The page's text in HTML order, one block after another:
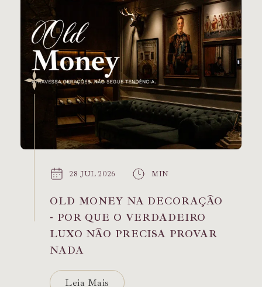
28 JUL 2026 MIN
OLD MONEY NA DECORAÇÃO
- POR QUE O VERDADEIRO
LUXO NÃO PRECISA PROVAR
NADA
Leia Mais